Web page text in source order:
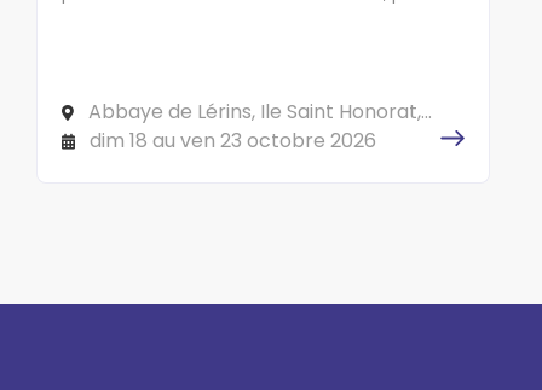
Abbaye de Lérins, Ile Saint Honorat,
CS 10040 06414 CANNES Cedex
dim 18 au ven 23 octobre 2026